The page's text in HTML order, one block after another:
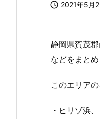
 2021年5月
静岡県賀茂
などをまとめ
このエリア
・ヒリゾ浜